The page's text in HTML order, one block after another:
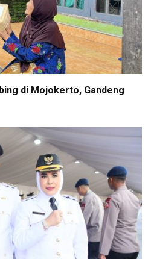
di Mojokerto, Gandeng